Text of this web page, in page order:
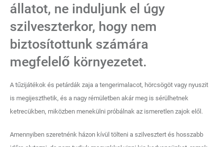
állatot, ne induljunk el úgy
szilveszterkor, hogy nem
biztosítottunk számára
megfelelő környezetet.
A tűzijátékok és petárdák zaja a tengerimalacot, hörcsögöt vagy nyuszit
is megijeszthetik, és a nagy rémületben akár meg is sérülhetnek
ketrecükben, miközben menekülni próbálnak az ismeretlen zajok elől.
Amennyiben szeretnénk házon kívül tölteni a szilvesztert és hosszabb